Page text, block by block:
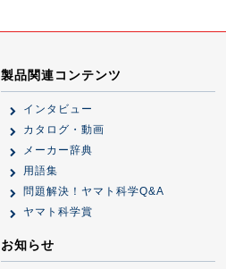
製品関連コンテンツ
インタビュー
カタログ・動画
メーカー辞典
用語集
問題解決！ヤマト科学Q&A
ヤマト科学賞
お知らせ